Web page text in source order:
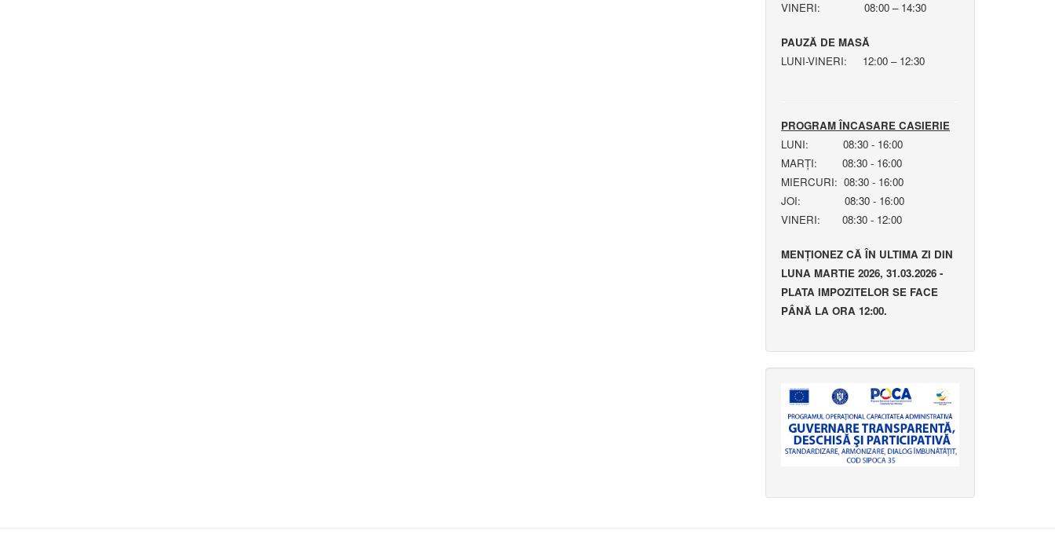
VINERI: 08:00 – 14:30
PAUZĂ DE MASĂ
LUNI-VINERI: 12:00 – 12:30
PROGRAM ÎNCASARE CASIERIE
LUNI: 08:30 - 16:00
MARȚI: 08:30 - 16:00
MIERCURI: 08:30 - 16:00
JOI: 08:30 - 16:00
VINERI: 08:30 - 12:00
MENȚIONEZ CĂ ÎN ULTIMA ZI DIN
LUNA MARTIE 2026, 31.03.2026 -
PLATA IMPOZITELOR SE FACE
PÂNĂ LA ORA 12:00.